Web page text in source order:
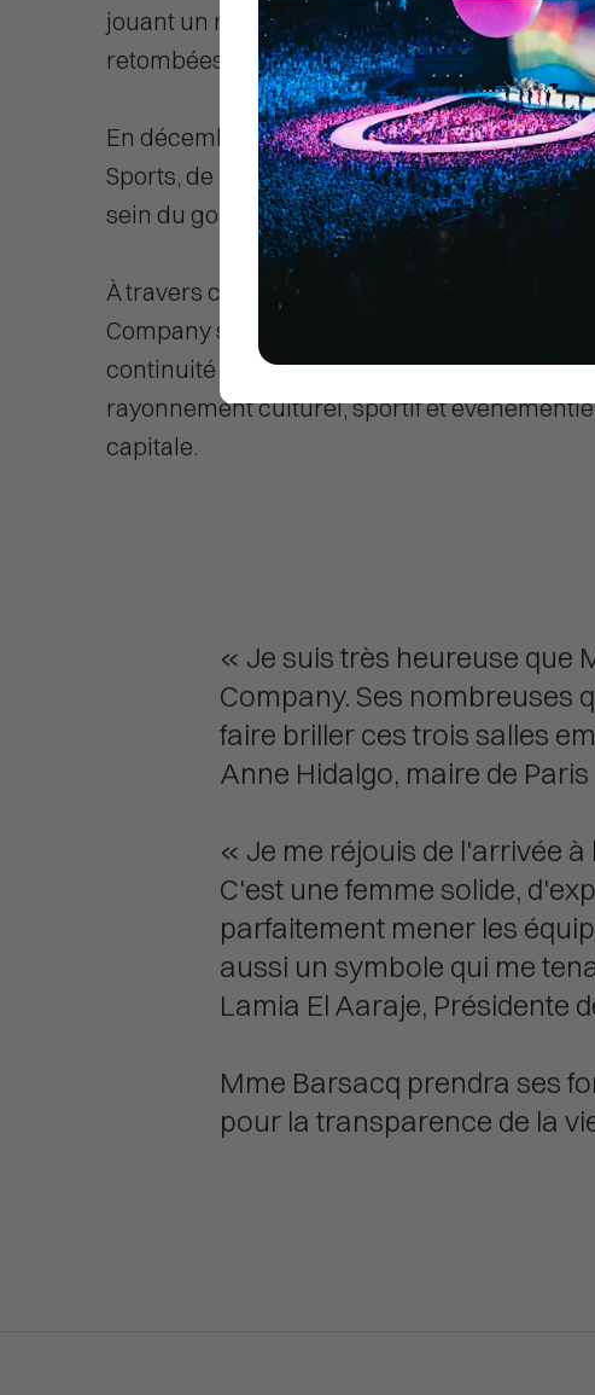
jouant un rôle clé dans la structuration des
retombées durables des Jeux.
En décembre 2024, elle a été nommée
Sports, de la Jeunesse et de la Vie
sein du gouvernement de François Bayrou.
À travers cette nomination, Paris
Company s’inscrit dans une dynamique de
continuité et de développement, au service
rayonnement culturel, sportif et
capitale.
« Je suis très heureuse que
Company. Ses nombreuses
faire briller ces trois salles
Anne Hidalgo, maire de Paris
« Je me réjouis de l'arrivée
C'est une femme solide,
parfaitement mener les
aussi un symbole qui me
Lamia El Aaraje, Présidente
Mme Barsacq prendra ses
pour la transparence de la